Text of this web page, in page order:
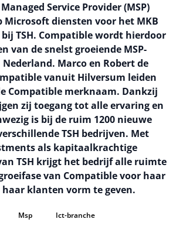
Service Provider (MSP)
Microsoft diensten voor het MKB
TSH. Compatible wordt hierdoor
van de snelst groeiende MSP-
Marco en Robert de
vanuit Hilversum leiden
Compatible merknaam. Dankzij
zij toegang tot alle ervaring en
is bij de ruim 1200 nieuwe
TSH bedrijven. Met
als kapitaalkrachtige
TSH krijgt het bedrijf alle ruimte
van Compatible voor haar
haar klanten vorm te geven.
Msp Ict-branche